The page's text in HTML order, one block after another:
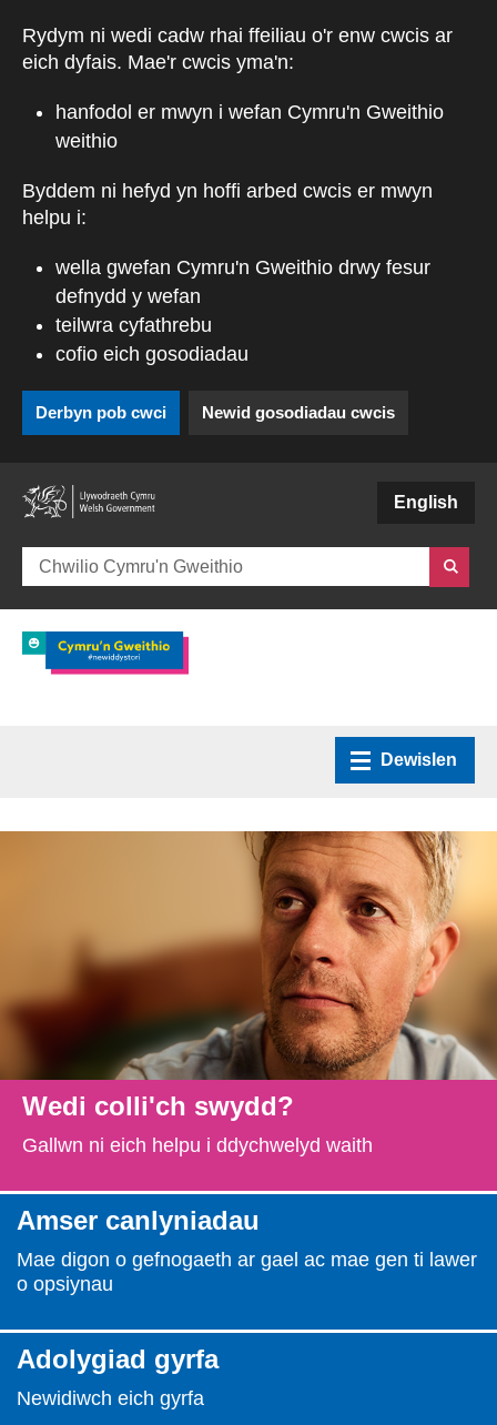
Rydym ni wedi cadw rhai ffeiliau o'r enw cwcis ar
eich dyfais. Mae'r cwcis yma'n:
hanfodol er mwyn i wefan Cymru'n Gweithio
weithio
Byddem ni hefyd yn hoffi arbed cwcis er mwyn
helpu i:
wella gwefan Cymru'n Gweithio drwy fesur
defnydd y wefan
teilwra cyfathrebu
cofio eich gosodiadau
Derbyn pob cwci Newid gosodiadau cwcis
English
Dewislen
Hafan
Sut y gallwn ni helpu
Newid dy stori
Straeon go iawn
Cysylltu â ni
Newyddion
Digwyddiadau
Gweithio i ni
Wedi colli'ch swydd?
Gallwn ni eich helpu i ddychwelyd waith
Amser canlyniadau
Mae digon o gefnogaeth ar gael ac mae gen ti lawer
o opsiynau
Adolygiad gyrfa
Newidiwch eich gyrfa